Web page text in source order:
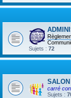
Sujets : 72
carré
Sujets :